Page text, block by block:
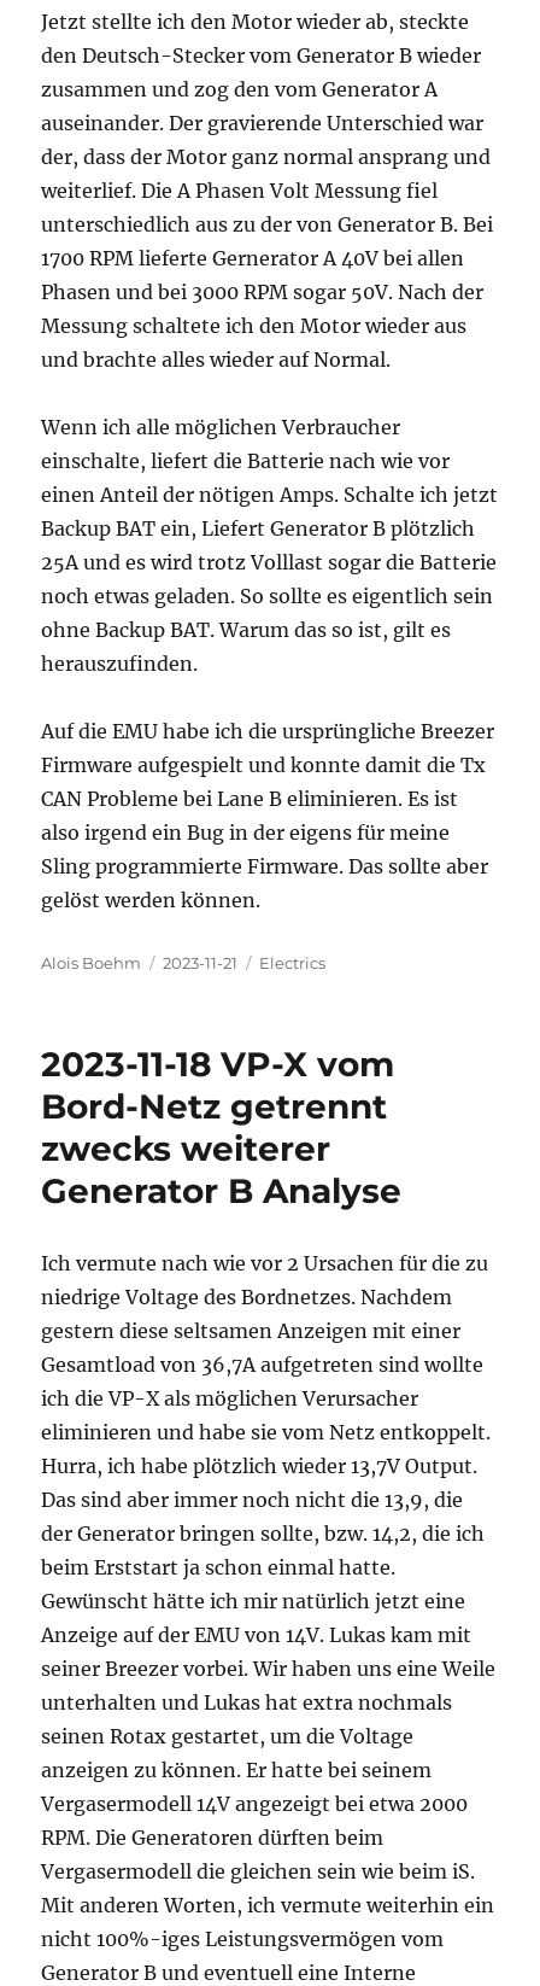
Jetzt stellte ich den Motor wieder ab, steckte
den Deutsch-Stecker vom Generator B wieder
zusammen und zog den vom Generator A
auseinander. Der gravierende Unterschied war
der, dass der Motor ganz normal ansprang und
weiterlief. Die A Phasen Volt Messung fiel
unterschiedlich aus zu der von Generator B. Bei
1700 RPM lieferte Gernerator A 40V bei allen
Phasen und bei 3000 RPM sogar 50V. Nach der
Messung schaltete ich den Motor wieder aus
und brachte alles wieder auf Normal.
Wenn ich alle möglichen Verbraucher
einschalte, liefert die Batterie nach wie vor
einen Anteil der nötigen Amps. Schalte ich jetzt
Backup BAT ein, Liefert Generator B plötzlich
25A und es wird trotz Volllast sogar die Batterie
noch etwas geladen. So sollte es eigentlich sein
ohne Backup BAT. Warum das so ist, gilt es
herauszufinden.
Auf die EMU habe ich die ursprüngliche Breezer
Firmware aufgespielt und konnte damit die Tx
CAN Probleme bei Lane B eliminieren. Es ist
also irgend ein Bug in der eigens für meine
Sling programmierte Firmware. Das sollte aber
gelöst werden können.
Autor
Alois Boehm
Veröffentlicht
2023-11-21 Kategorien
Electrics
2023-11-18 VP-X vom
Bord-Netz getrennt
zwecks weiterer
Generator B Analyse
Ich vermute nach wie vor 2 Ursachen für die zu
niedrige Voltage des Bordnetzes. Nachdem
gestern diese seltsamen Anzeigen mit einer
Gesamtload von 36,7A aufgetreten sind wollte
ich die VP-X als möglichen Verursacher
eliminieren und habe sie vom Netz entkoppelt.
Hurra, ich habe plötzlich wieder 13,7V Output.
Das sind aber immer noch nicht die 13,9, die
der Generator bringen sollte, bzw. 14,2, die ich
beim Erststart ja schon einmal hatte.
Gewünscht hätte ich mir natürlich jetzt eine
Anzeige auf der EMU von 14V. Lukas kam mit
seiner Breezer vorbei. Wir haben uns eine Weile
unterhalten und Lukas hat extra nochmals
seinen Rotax gestartet, um die Voltage
anzeigen zu können. Er hatte bei seinem
Vergasermodell 14V angezeigt bei etwa 2000
RPM. Die Generatoren dürften beim
Vergasermodell die gleichen sein wie beim iS.
Mit anderen Worten, ich vermute weiterhin ein
nicht 100%-iges Leistungsvermögen vom
Generator B und eventuell eine Interne